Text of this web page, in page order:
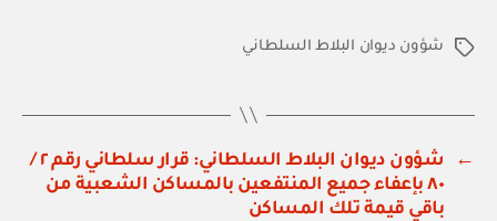
الوسومشؤون ديوان البلاط السلطاني
←
شؤون ديوان البلاط السلطاني: قرار سلطاني رقم ٢ /
٨٠ بإعفاء جميع المنتفعين بالمساكن الشعبية من
باقي قيمة تلك المساكن